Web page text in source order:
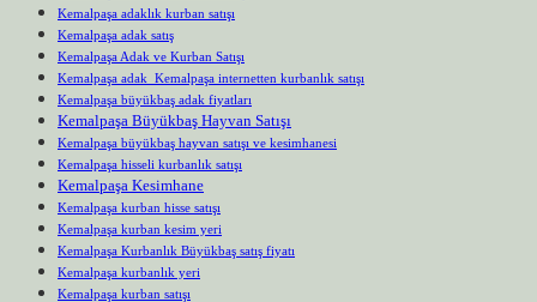
Kemalpaşa adaklık kurban satışı
Kemalpaşa adak satış
Kemalpaşa Adak ve Kurban Satışı
Kemalpaşa adak Kemalpaşa internetten kurbanlık satışı
Kemalpaşa büyükbaş adak fiyatları
Kemalpaşa Büyükbaş Hayvan Satışı
Kemalpaşa büyükbaş hayvan satışı ve kesimhanesi
Kemalpaşa hisseli kurbanlık satışı
Kemalpaşa Kesimhane
Kemalpaşa kurban hisse satışı
Kemalpaşa kurban kesim yeri
Kemalpaşa Kurbanlık Büyükbaş satış fiyatı
Kemalpaşa kurbanlık yeri
Kemalpaşa kurban satışı